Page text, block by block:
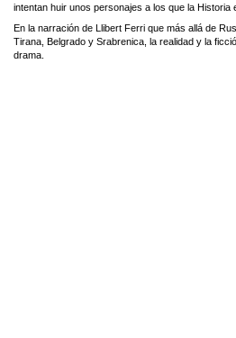
intentan huir unos personajes a los que la
En la narración de Llibert Ferri que más allá de
Tirana, Belgrado y Srabrenica, la realidad y la
drama.